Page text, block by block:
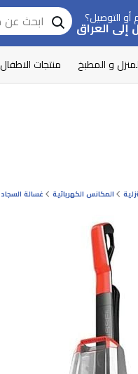
أو التوصيل؟
إلى العراق
و المطبخ منتجات الاطفال
المكانس الكهربائية غسالة السجاد